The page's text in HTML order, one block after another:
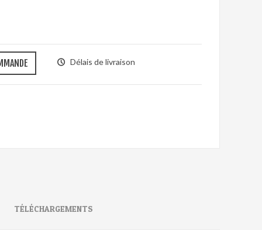
Délais de livraison
TÉLÉCHARGEMENTS